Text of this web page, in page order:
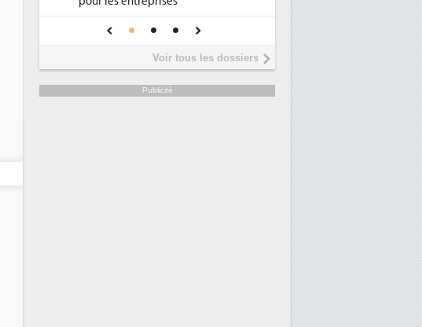
Une IA de confiance pour une IA
Phocea DC dans les cordes
Interview de Fabrice Coquio,
président de Digital Realty...
6
Trimestriels IBM : L'activité
soutient les...
Voir tous les dossiers
Publicité